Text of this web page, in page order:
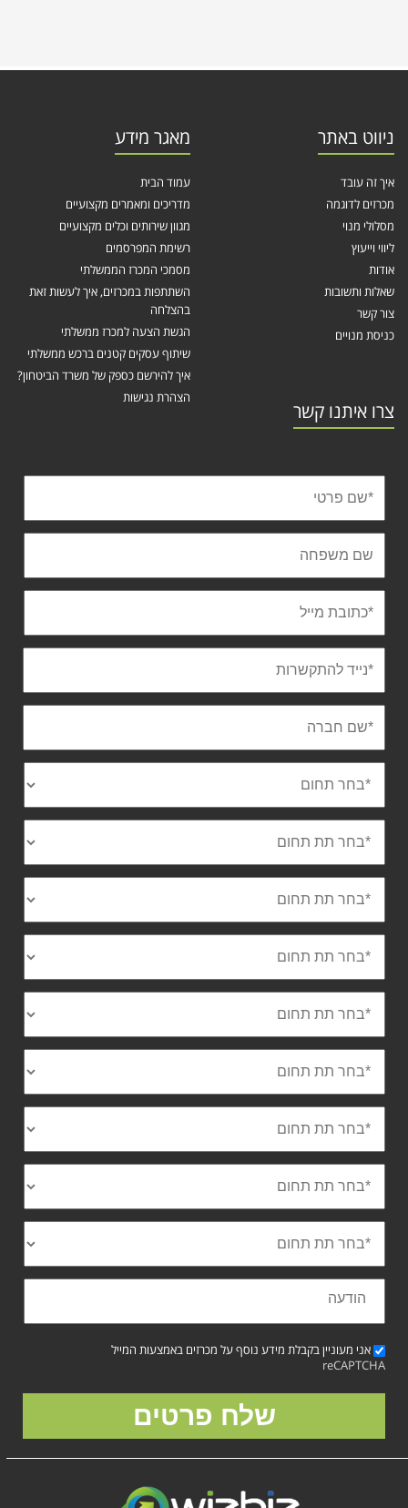
ניווט באתר
איך זה עובד
מכרזים לדוגמה
מסלולי מנוי
ליווי וייעוץ
אודות
שאלות ותשובות
צור קשר
כניסת מנויים
מאגר מידע
עמוד הבית
מדריכים ומאמרים מקצועיים
מגוון שירותים וכלים מקצועיים
רשימת המפרסמים
מסמכי המכרז הממשלתי
השתתפות במכרזים, איך לעשות זאת
בהצלחה
הגשת הצעה למכרז ממשלתי
שיתוף עסקים קטנים ברכש ממשלתי
איך להירשם כספק של משרד הביטחון?
הצהרת נגישות
צרו איתנו קשר
אני מעוניין בקבלת מידע נוסף על מכרזים באמצעות המייל
reCAPTCHA
שלח פרטים